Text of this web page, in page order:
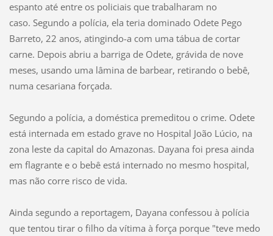
espanto até entre os policiais que trabalharam no
caso. Segundo a polícia, ela teria dominado Odete Pego
Barreto, 22 anos, atingindo-a com uma tábua de cortar
carne. Depois abriu a barriga de Odete, grávida de nove
meses, usando uma lâmina de barbear, retirando o bebê,
numa cesariana forçada.
Segundo a polícia, a doméstica premeditou o crime. Odete
está internada em estado grave no Hospital João Lúcio, na
zona leste da capital do Amazonas. Dayana foi presa ainda
em flagrante e o bebê está internado no mesmo hospital,
mas não corre risco de vida.
Ainda segundo a reportagem, Dayana confessou à polícia
que tentou tirar o filho da vítima à força porque "teve medo